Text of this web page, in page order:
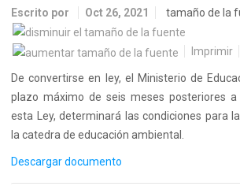
Escrito por Oct 26, 2021 tamaño de la
Imprimir
De convertirse en ley, el Ministerio de
plazo máximo de seis meses posteriores
esta Ley, determinará las condiciones para
la catedra de educación ambiental.
Descargar documento